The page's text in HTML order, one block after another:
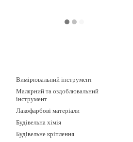
Вимірювальний інструмент
Малярний та оздоблювальний
інструмент
Лакофарбові матеріали
Будівельна хімія
Будівельне кріплення